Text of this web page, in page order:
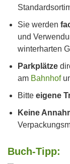
Sie werden
und
winterharten
Parkplätze
am Bahnhof
Bitte eigene
Keine
Buch-Tipp: